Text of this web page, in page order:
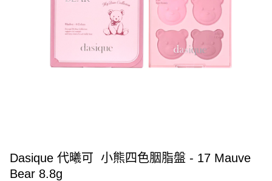
Dasique 代曦可 小熊四色胭脂盤 - 17 Mauve
Bear 8.8g